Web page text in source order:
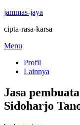
jammas-jaya
cipta-rasa-karsa
Skip
content
Menu
Profil
Lainnya
Jasa
Sidoharjo